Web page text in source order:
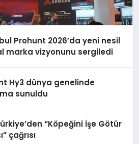
Prohunt 2026’da yeni nesil
marka vizyonunu sergiledi
Hy3 dünya genelinde
sunuldu
“Köpeğini İşe Götür
çağrısı